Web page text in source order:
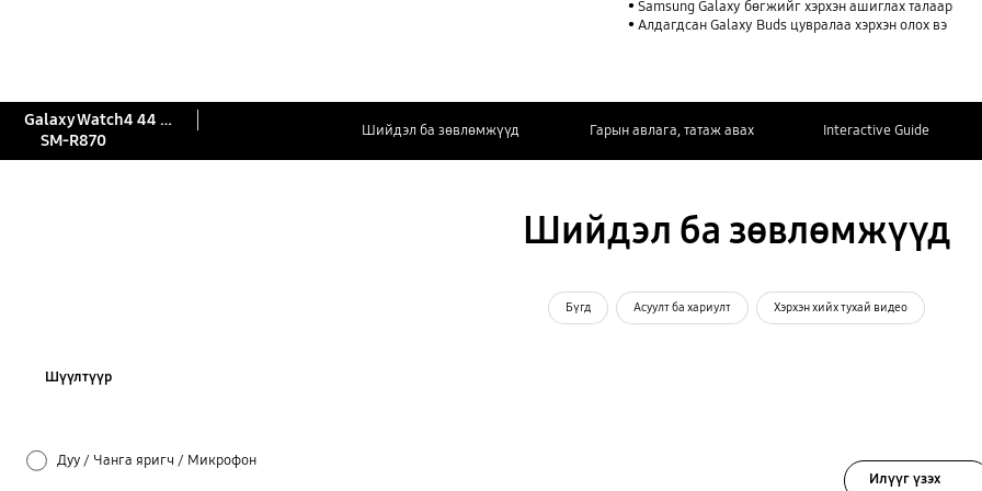
Samsung Galaxy бөгжийг хэрхэн ашиглах талаар
Алдагдсан Galaxy Buds цувралаа хэрхэн олох вэ
Galaxy Watch4 44 мм
SM-R870
Шийдэл ба зөвлөмжүүд Гарын авлага, татаж авах Interactive Guide
Шийдэл ба зөвлөмжүүд
Бүгд Асуулт ба хариулт Хэрхэн хийх тухай видео
Шүүлтүүр
Дуу / Чанга яригч / Микрофон
Илүүг үзэх